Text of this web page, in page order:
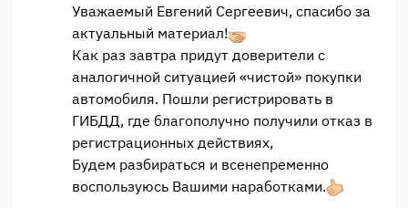
Уважаемый Евгений Сергеевич, спасибо за
актуальный материал!
Как раз завтра придут доверители с
аналогичной ситуацией «чистой» покупки
автомобиля. Пошли регистрировать в
ГИБДД, где благополучно получили отказ в
регистрационных действиях,
Будем разбираться и всенепременно
воспользуюсь Вашими наработками.